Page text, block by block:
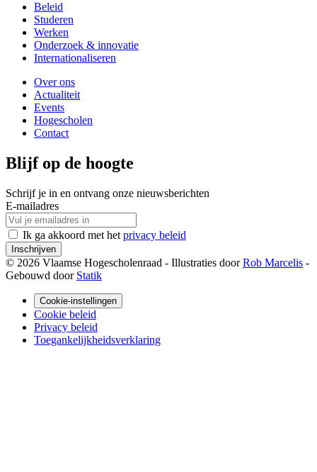
Beleid
Studeren
Werken
Onderzoek & innovatie
Internationaliseren
Over ons
Actualiteit
Events
Hogescholen
Contact
Blijf op de hoogte
Schrijf je in en ontvang onze nieuwsberichten
E-mailadres
Ik ga akkoord met het privacy beleid
Inschrijven
© 2026 Vlaamse Hogescholenraad - Illustraties doorRob Marcelis -
Gebouwd door Statik
Cookie-instellingen
Cookie beleid
Privacy beleid
Toegankelijkheidsverklaring